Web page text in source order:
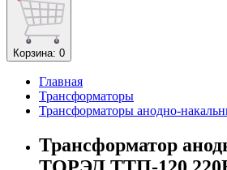
Корзина: 0
Главная
Трансформаторы
Трансформаторы анодно-
Трансформатор